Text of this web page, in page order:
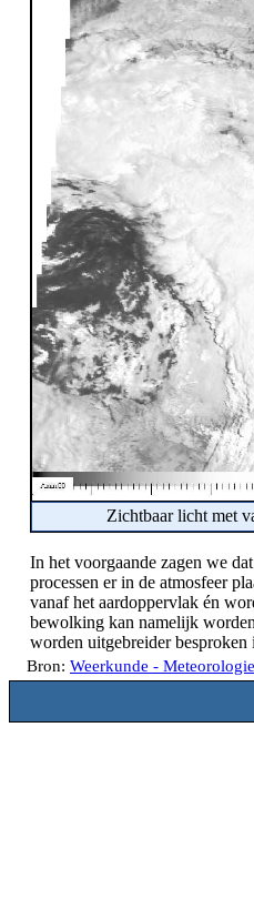
Zichtbaar licht met
In het voorgaande zagen we
processen er in de atmosfeer
vanaf het aardoppervlak én
bewolking kan namelijk
worden uitgebreider
Bron: Weerkunde -